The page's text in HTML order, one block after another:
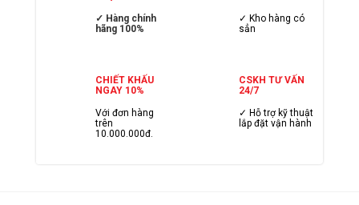
✓ Hàng chính
hãng 100%
✓ Kho hàng có
sẳn
CHIẾT KHẤU
NGAY 10%
Với đơn hàng
trên
10.000.000đ.
CSKH TƯ VẤN
24/7
✓ Hỗ trợ kỹ thuật
lắp đặt vận hành